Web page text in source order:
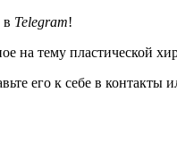
в Telegram!
на тему пластической
его к себе в контакты